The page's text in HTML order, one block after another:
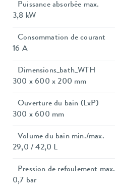
Puissance absorbée max.
3,8 kW
Consommation de courant
16 A
Dimensions_bath_WTH
300 x 600 x 200 mm
Ouverture du bain (LxP)
300 x 600 mm
Volume du bain min./max.
29,0 / 42,0 L
Pression de refoulement max.
0,7 bar